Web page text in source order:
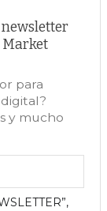
Market
para
y mucho